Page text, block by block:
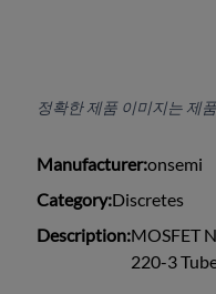
정확한 제품 이미지는 제
Manufacturer:onsemi
Category:Discretes
Description:MOSFET
220-3